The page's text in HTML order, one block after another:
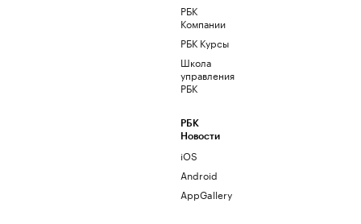
РБК
Компании
РБК Курсы
Школа
управления
РБК
РБК
Новости
iOS
Android
AppGallery